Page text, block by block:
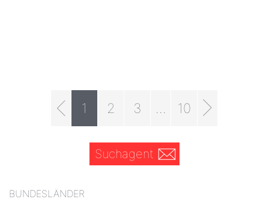
1 2 3 10
Suchagent
BUNDESLÄNDER